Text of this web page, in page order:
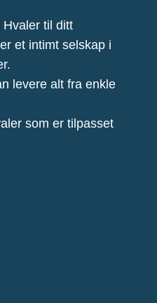
til ditt
et intimt selskap i
levere alt fra enkle
som er tilpasset